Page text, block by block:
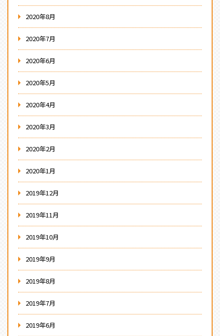
2020年8月
2020年7月
2020年6月
2020年5月
2020年4月
2020年3月
2020年2月
2020年1月
2019年12月
2019年11月
2019年10月
2019年9月
2019年8月
2019年7月
2019年6月